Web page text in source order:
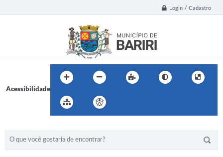
Login / Cadastro
Acessibilidade